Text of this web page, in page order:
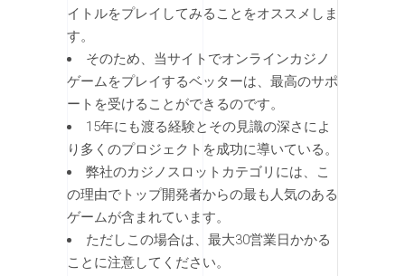
イトルをプレイしてみることをオススメしま
す。
そのため、当サイトでオンラインカジノ
ゲームをプレイするベッターは、最高のサポ
ートを受けることができるのです。
15年にも渡る経験とその見識の深さによ
り多くのプロジェクトを成功に導いている。
弊社のカジノスロットカテゴリには、こ
の理由でトップ開発者からの最も人気のある
ゲームが含まれています。
ただしこの場合は、最大30営業日かかる
ことに注意してください。